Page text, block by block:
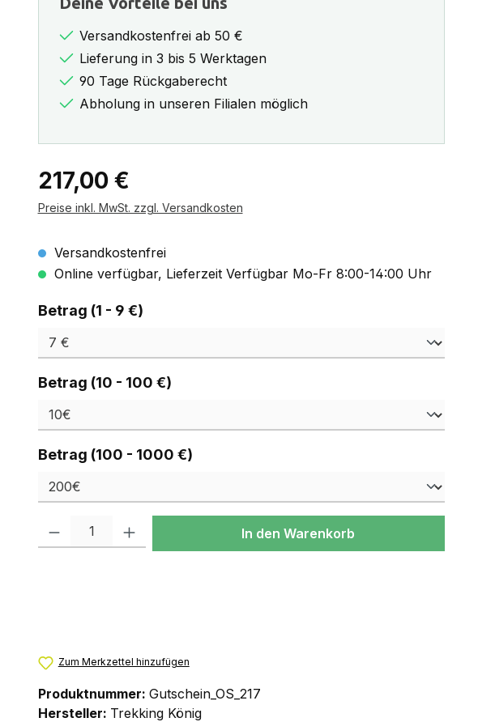
Versandkostenfrei ab 50 €
Lieferung in 3 bis 5 Werktagen
90 Tage Rückgaberecht
Abholung in unseren Filialen möglich
Regulärer Preis:
217,00 €
Preise inkl. MwSt. zzgl. Versandkosten
Versandkostenfrei
Online verfügbar, Lieferzeit Verfügbar Mo-Fr 8:00-14:00 Uhr
Betrag (1 - 9 €)auswählen
Betrag (10 - 100 €)auswählen
Betrag (100 - 1000 €)auswählen
Produkt Anzahl: Gib den gewünschten Wert ein oder benutze die Schaltflächen
In den Warenkorb
Zum Merkzettel hinzufügen
Produktnummer: Gutschein_OS_217
Hersteller: Trekking König